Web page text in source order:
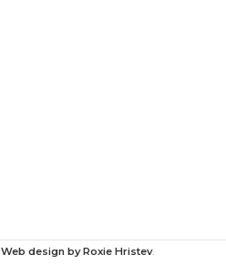
Web design by Roxie Hristev.